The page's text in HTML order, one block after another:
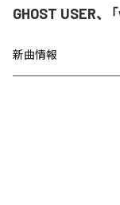
GHOST USER、
新曲情報